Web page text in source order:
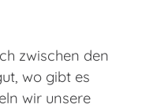
zwischen den
wo gibt es
wir unsere